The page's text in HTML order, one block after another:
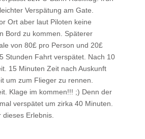
Verspätung am Gate.
Ort aber laut Piloten keine
Bord zu kommen. Späterer
von 80£ pro Person und 20£
Stunden Fahrt verspätet. Nach 10
15 Minuten Zeit nach Auskunft
um zum Flieger zu rennen.
Klage im kommen!!! ;) Denn der
verspätet um zirka 40 Minuten.
Erlebnis.